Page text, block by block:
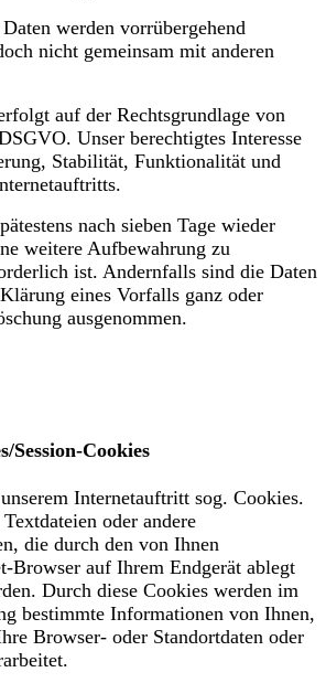
werden vorrübergehend
nicht gemeinsam mit anderen
auf der Rechtsgrundlage von
Unser berechtigtes Interesse
Stabilität, Funktionalität und
nach sieben Tage wieder
weitere Aufbewahrung zu
ist. Andernfalls sind die Daten
eines Vorfalls ganz oder
ausgenommen.
Session-Cookies
Internetauftritt sog. Cookies.
oder andere
die durch den von Ihnen
Browser auf Ihrem Endgerät ablegt
Durch diese Cookies werden im
bestimmte Informationen von Ihnen,
Browser- oder Standortdaten oder